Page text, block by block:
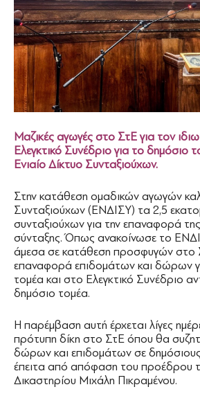
Μαζικές αγωγές στο ΣτΕ για τον
Ελεγκτικό Συνέδριο για το δημόσιο
Ενιαίο Δίκτυο Συνταξιούχων.
Στην κατάθεση ομαδικών αγωγών
Συνταξιούχων (ΕΝΔΙΣΥ) τα 2,5
συνταξιούχων για την επαναφορά
σύνταξης. Όπως ανακοίνωσε το
άμεσα σε κατάθεση προσφυγών στο
επαναφορά επιδομάτων και δώρων
τομέα και στο Ελεγκτικό Συνέδριο
δημόσιο τομέα.
Η παρέμβαση αυτή έρχεται λίγες
πρότυπη δίκη στο ΣτΕ όπου θα
δώρων και επιδομάτων σε
έπειτα από απόφαση του προέδρου
Δικαστηρίου Μιχάλη Πικραμένου.